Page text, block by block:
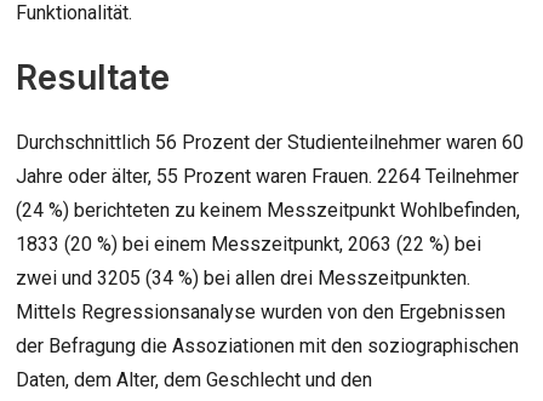
Funktionalität.
Resultate
Durchschnittlich 56 Prozent der Studienteilnehmer waren 60
Jahre oder älter, 55 Prozent waren Frauen. 2264 Teilnehmer
(24 %) berichteten zu keinem Messzeitpunkt Wohlbefinden,
1833 (20 %) bei einem Messzeitpunkt, 2063 (22 %) bei
zwei und 3205 (34 %) bei allen drei Messzeitpunkten.
Mittels Regressionsanalyse wurden von den Ergebnissen
der Befragung die Assoziationen mit den soziographischen
Daten, dem Alter, dem Geschlecht und den